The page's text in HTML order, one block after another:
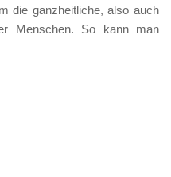
die ganzheitliche, also auch
Menschen. So kann man